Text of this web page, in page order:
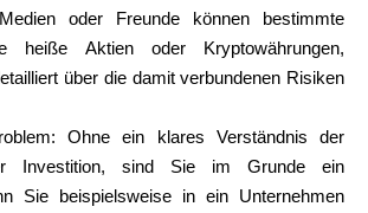
oder Freunde können bestimmte
heiße Aktien oder Kryptowährungen,
über die damit verbundenen Risiken
Ohne ein klares Verständnis der
Investition, sind Sie im Grunde ein
Sie beispielsweise in ein Unternehmen